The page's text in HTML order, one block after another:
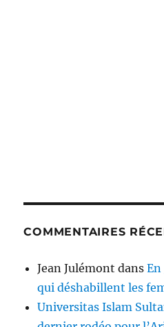
COMMENTAIRES
Jean Julémont dans
qui déshabillent les
Universitas Islam